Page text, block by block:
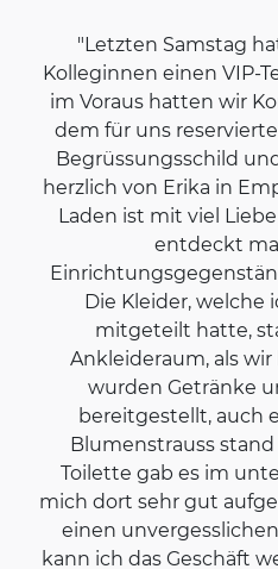
"Letzten Samstag
Kolleginnen einen VIP-
im Voraus hatten wir
dem für uns
Begrüssungsschild
herzlich von Erika in
Laden ist mit viel
entdeckt
Die Kleider, welche
mitgeteilt hatte,
Ankleideraum, als
wurden Getränke
bereitgestellt, auch
Blumenstrauss
Toilette gab es im
mich dort sehr gut
einen
kann ich das Geschäft